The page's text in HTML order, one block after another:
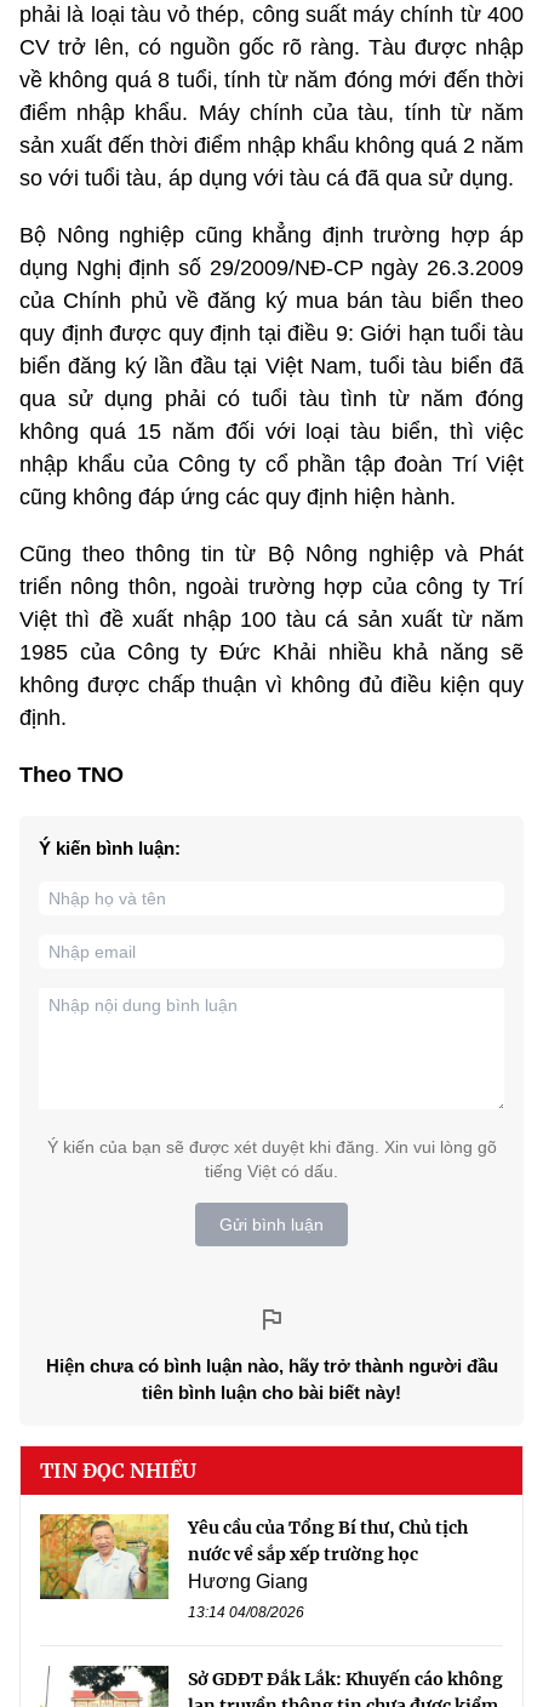
phải là loại tàu vỏ thép, công suất máy chính từ 400
CV trở lên, có nguồn gốc rõ ràng. Tàu được nhập
về không quá 8 tuổi, tính từ năm đóng mới đến thời
điểm nhập khẩu. Máy chính của tàu, tính từ năm
sản xuất đến thời điểm nhập khẩu không quá 2 năm
so với tuổi tàu, áp dụng với tàu cá đã qua sử dụng.
Bộ Nông nghiệp cũng khẳng định trường hợp áp
dụng Nghị định số 29/2009/NĐ-CP ngày 26.3.2009
của Chính phủ về đăng ký mua bán tàu biển theo
quy định được quy định tại điều 9: Giới hạn tuổi tàu
biển đăng ký lần đầu tại Việt Nam, tuổi tàu biển đã
qua sử dụng phải có tuổi tàu tình từ năm đóng
không quá 15 năm đối với loại tàu biển, thì việc
nhập khẩu của Công ty cổ phần tập đoàn Trí Việt
cũng không đáp ứng các quy định hiện hành.
Cũng theo thông tin từ Bộ Nông nghiệp và Phát
triển nông thôn, ngoài trường hợp của công ty Trí
Việt thì đề xuất nhập 100 tàu cá sản xuất từ năm
1985 của Công ty Đức Khải nhiều khả năng sẽ
không được chấp thuận vì không đủ điều kiện quy
định.
Theo TNO
Ý kiến bình luận:
Ý kiến của bạn sẽ được xét duyệt khi đăng. Xin vui lòng gõ
tiếng Việt có dấu.
Gửi bình luận
Hiện chưa có bình luận nào, hãy trở thành người đầu
tiên bình luận cho bài biết này!
TIN ĐỌC NHIỀU
Yêu cầu của Tổng Bí thư, Chủ tịch
nước về sắp xếp trường học
Hương Giang
13:14 04/08/2026
Sở GDĐT Đắk Lắk: Khuyến cáo không